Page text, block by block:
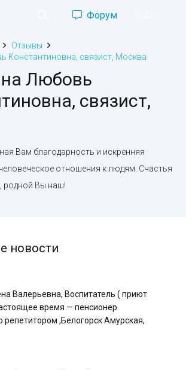
Форум
Отзывы
Константиновна, связист, Москва
Любовь
связист,
Вам благодарность и искренняя
отношения к людям. Счастья
родной Вы наш!
новости
Валерьевна, Воспитатель ( приют
время — пенсионер.
,Белогорск Амурская,